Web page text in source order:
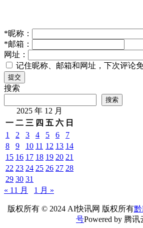
*昵称：
*邮箱：
网址：
记住昵称、邮箱和网址，下次评论
提交
搜索
搜索
2025 年 12 月
一 二 三 四 五 六 日
1
2 3 4 5 6
7
8
9 10 11 12 13 14
15 16 17 18 19 20 21
22 23 24 25 26 27 28
29 30 31
« 11 月
1 月 »
版权所有 © 2024 AI快讯网 版权所有黔
号Powered by 腾讯